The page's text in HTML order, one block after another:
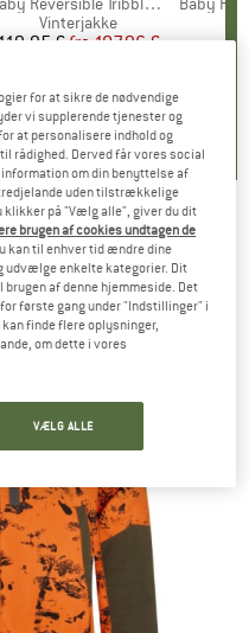
Produktgruppe
Vinterjakke
Pris
€ Nedsat pris
fra107,96 €
5,0(7)
- Vinterjakke
for at sikre de nødvendige
vi supplerende tjenester og
at personalisere indhold og
rådighed. Derved får vores social
om din benyttelse af
uden tilstrækkelige
klikker på "Vælg alle", giver du dit
brugen af cookies undtagen de
kan til enhver tid ændre dine
udvælge enkelte kategorier. Dit
af denne hjemmeside. Det
første gang under "Indstillinger" i
finde flere oplysninger,
om dette i vores
VÆLG ALLE